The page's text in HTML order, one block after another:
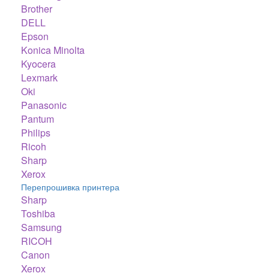
Brother
DELL
Epson
Konica Minolta
Kyocera
Lexmark
Oki
Panasonic
Pantum
Philips
Ricoh
Sharp
Xerox
Перепрошивка принтера
Sharp
Toshiba
Samsung
RICOH
Canon
Xerox